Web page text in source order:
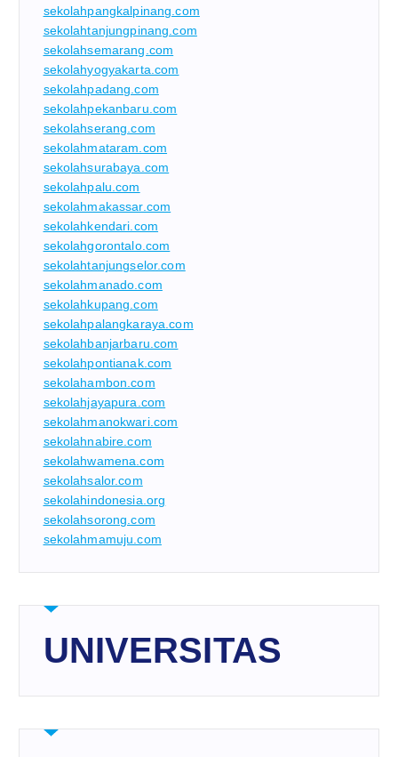
sekolahpangkalpinang.com
sekolahtanjungpinang.com
sekolahsemarang.com
sekolahyogyakarta.com
sekolahpadang.com
sekolahpekanbaru.com
sekolahserang.com
sekolahmataram.com
sekolahsurabaya.com
sekolahpalu.com
sekolahmakassar.com
sekolahkendari.com
sekolahgorontalo.com
sekolahtanjungselor.com
sekolahmanado.com
sekolahkupang.com
sekolahpalangkaraya.com
sekolahbanjarbaru.com
sekolahpontianak.com
sekolahambon.com
sekolahjayapura.com
sekolahmanokwari.com
sekolahnabire.com
sekolahwamena.com
sekolahsalor.com
sekolahindonesia.org
sekolahsorong.com
sekolahmamuju.com
UNIVERSITAS